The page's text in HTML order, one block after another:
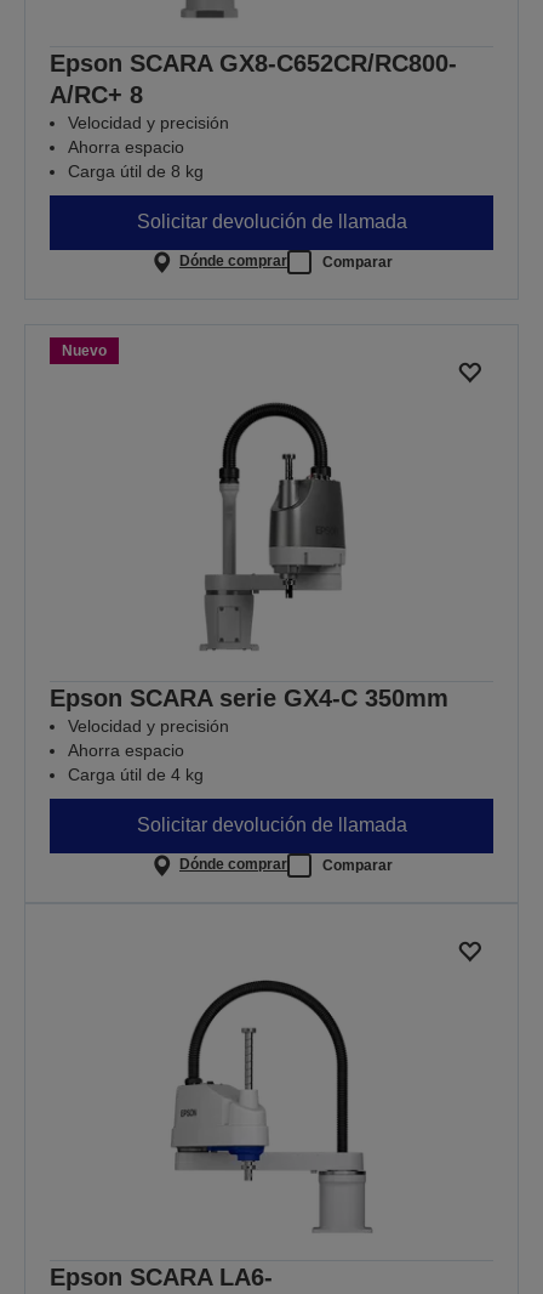
Epson SCARA GX8-C652CR/RC800-
A/RC+ 8
Velocidad y precisión
Ahorra espacio
Carga útil de 8 kg
Solicitar devolución de llamada
Dónde comprar Comparar
Nuevo
Epson SCARA serie GX4-C 350mm
Velocidad y precisión
Ahorra espacio
Carga útil de 4 kg
Solicitar devolución de llamada
Dónde comprar Comparar
Epson SCARA LA6-